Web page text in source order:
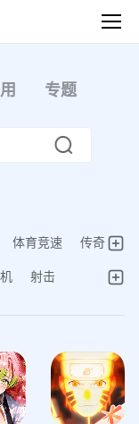
专题
体育竞速
传奇
射击
西游
女性向
仙
战争